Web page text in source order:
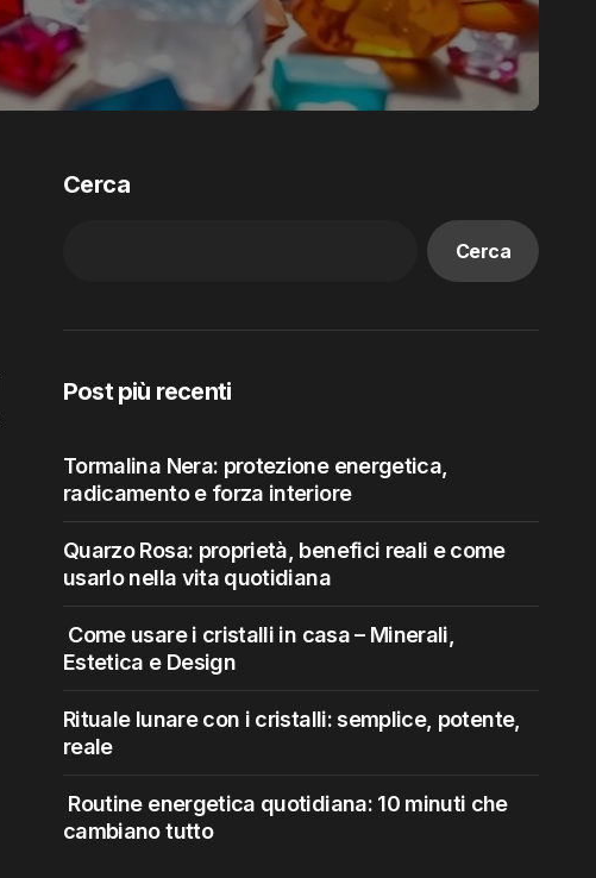
Cerca
Cerca
Post più recenti
Tormalina Nera: protezione energetica,
radicamento e forza interiore
Quarzo Rosa: proprietà, benefici reali e come
usarlo nella vita quotidiana
Come usare i cristalli in casa – Minerali,
Estetica e Design
Rituale lunare con i cristalli: semplice, potente,
reale
Routine energetica quotidiana: 10 minuti che
cambiano tutto